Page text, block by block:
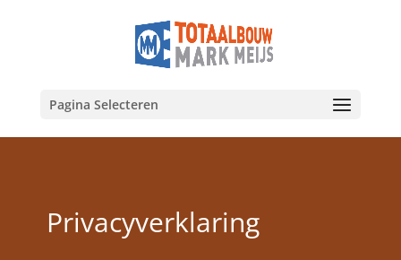
Pagina Selecteren
Privacyverklaring